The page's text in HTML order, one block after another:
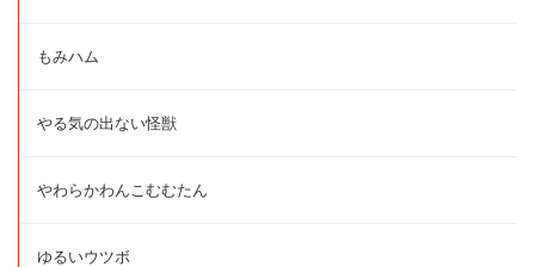
もみハム
やる気の出ない怪獣
やわらかわんこむむたん
ゆるいウツボ